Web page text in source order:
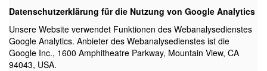
Datenschutzerklärung für die Nutzung von Google Analytics
Unsere Website verwendet Funktionen des Webanalysedienstes
Google Analytics. Anbieter des Webanalysedienstes ist die
Google Inc., 1600 Amphitheatre Parkway, Mountain View, CA
94043, USA.